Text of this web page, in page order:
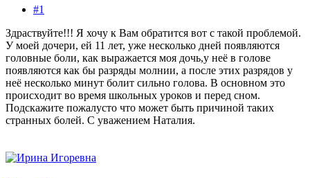
#1
Здраствуйте!!! Я хочу к Вам обратится вот с такой проблемой.
У моей дочери, ей 11 лет, уже несколько дней появляются
головные боли, как выражается моя дочь,у неё в голове
появляются как бы разряды молнии, а после этих разрядов у
неё несколько минут болит сильно голова. В основном это
происxодит во время школьныx уроков и перед сном.
Подскажите пожалусто что может быть причиной таких
странныx болей. С уважением Наталия.